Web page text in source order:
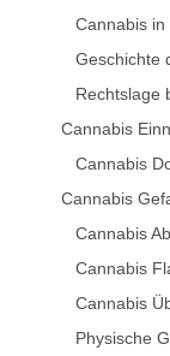
Cannabis in
Geschichte
Rechtslage
Cannabis
Cannabis
Cannabis
Cannabis
Cannabis
Cannabis
Physische